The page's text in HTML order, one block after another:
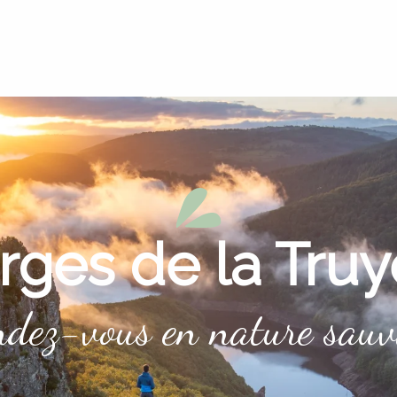
de la
vous en nature